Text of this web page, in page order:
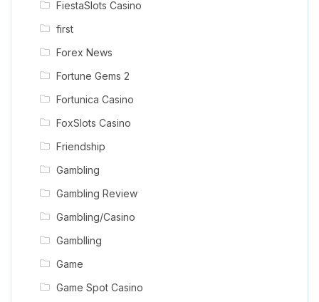
FiestaSlots Casino
first
Forex News
Fortune Gems 2
Fortunica Casino
FoxSlots Casino
Friendship
Gambling
Gambling Review
Gambling/Casino
Gamblling
Game
Game Spot Casino